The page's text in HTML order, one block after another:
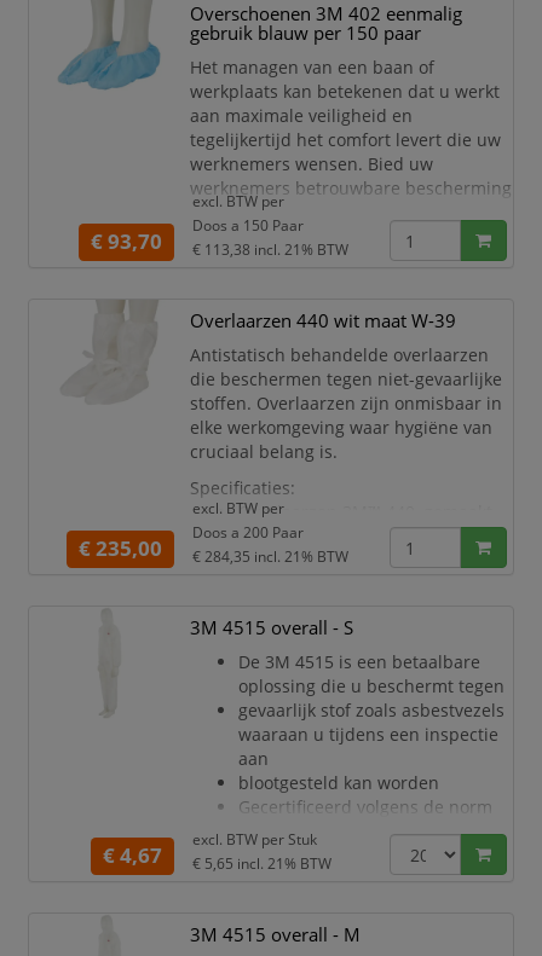
Overschoenen 3M 402 eenmalig
gebruik blauw per 150 paar
Het managen van een baan of
werkplaats kan betekenen dat u werkt
aan maximale veiligheid en
tegelijkertijd het comfort levert die uw
werknemers wensen. Bied uw
werknemers betrouwbare bescherming
en verbeterd comfort met de
veelzijdige 3M™ Beschermende
Wegwerpoverschoenovertrekken 402.
schoenbescherming om bescherming
te bieden en afleiding tot een
minimum te beperken.
Bescherming tegen vuil en
verontreiniginge
€ 93,70
excl. BTW per
Doos a 150 Paar
€ 113,38 incl. 21% BTW
Overlaarzen 440 wit maat W-39
Antistatisch behandelde overlaarzen
die beschermen tegen niet-gevaarlijke
stoffen. Overlaarzen zijn onmisbaar in
elke werkomgeving waar hygiëne van
cruciaal belang is.
Specificaties:
Overlaarzen 3M™ 440, gemaakt
uit gelamineerde materiaal
Beschermen tegen niet-
aangename pasvorm
Antistatisch behandeld
Met een elastische pasvorm aan
de enkels
Kleur: wit
Maat:
€ 235,00
excl. BTW per
Doos a 200 Paar
€ 284,35 incl. 21% BTW
3M 4515 overall - S
De 3M 4515 is een betaalbare
oplossing die u beschermt tegen
gevaarlijk stof zoals asbestvezels
waaraan u tijdens een inspectie
aan
blootgesteld kan worden
Gecertificeerd volgens de norm
voor persoonlijke
beschermingsmiddelen
(PPE) categorie III, type 5/6
warmtestress en de hele dag
€ 4,67
excl. BTW per Stuk
€ 5,65 incl. 21% BTW
3M 4515 overall - M